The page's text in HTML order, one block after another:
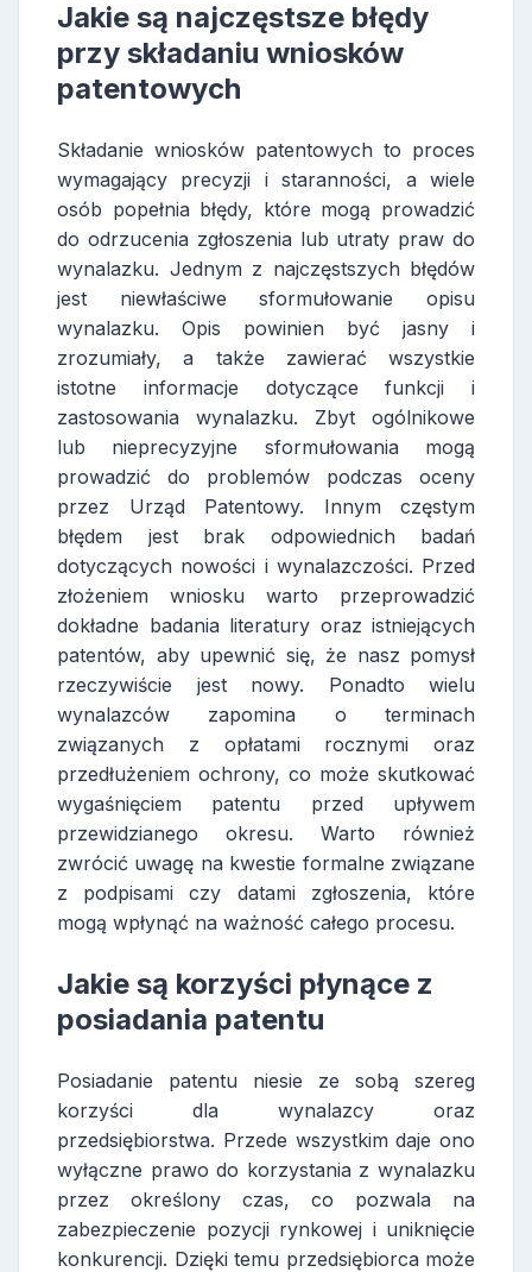
Jakie są najczęstsze błędy
przy składaniu wniosków
patentowych
Składanie wniosków patentowych to proces
wymagający precyzji i staranności, a wiele
osób popełnia błędy, które mogą prowadzić
do odrzucenia zgłoszenia lub utraty praw do
wynalazku. Jednym z najczęstszych błędów
jest niewłaściwe sformułowanie opisu
wynalazku. Opis powinien być jasny i
zrozumiały, a także zawierać wszystkie
istotne informacje dotyczące funkcji i
zastosowania wynalazku. Zbyt ogólnikowe
lub nieprecyzyjne sformułowania mogą
prowadzić do problemów podczas oceny
przez Urząd Patentowy. Innym częstym
błędem jest brak odpowiednich badań
dotyczących nowości i wynalazczości. Przed
złożeniem wniosku warto przeprowadzić
dokładne badania literatury oraz istniejących
patentów, aby upewnić się, że nasz pomysł
rzeczywiście jest nowy. Ponadto wielu
wynalazców zapomina o terminach
związanych z opłatami rocznymi oraz
przedłużeniem ochrony, co może skutkować
wygaśnięciem patentu przed upływem
przewidzianego okresu. Warto również
zwrócić uwagę na kwestie formalne związane
z podpisami czy datami zgłoszenia, które
mogą wpłynąć na ważność całego procesu.
Jakie są korzyści płynące z
posiadania patentu
Posiadanie patentu niesie ze sobą szereg
korzyści dla wynalazcy oraz
przedsiębiorstwa. Przede wszystkim daje ono
wyłączne prawo do korzystania z wynalazku
przez określony czas, co pozwala na
zabezpieczenie pozycji rynkowej i uniknięcie
konkurencji. Dzięki temu przedsiębiorca może